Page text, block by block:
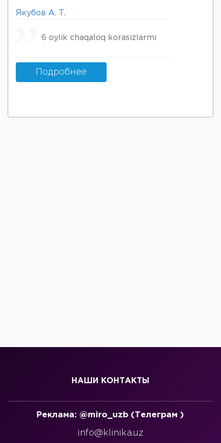
Якубов А. Т.
6 oylik chaqaloq korasizlarmi
Подробнее
НАШИ КОНТАКТЫ
Реклама: @miro_uzb (Телеграм )
info@klinika.uz